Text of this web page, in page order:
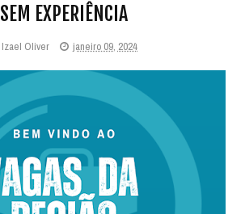
SEM EXPERIÊNCIA
Izael Oliver janeiro 09, 2024